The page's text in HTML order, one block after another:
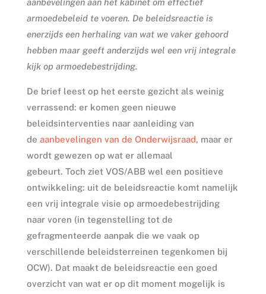
aanbevelingen aan het kabinet om effectief
armoedebeleid te voeren. De beleidsreactie is
enerzijds een herhaling van wat we vaker gehoord
hebben maar geeft anderzijds wel een vrij integrale
kijk op armoedebestrijding.
De brief leest op het eerste gezicht als weinig
verrassend: er komen geen nieuwe
beleidsinterventies naar aanleiding van
de aanbevelingen van de Onderwijsraad, maar er
wordt gewezen op wat er allemaal
gebeurt. Toch ziet VOS/ABB wel een positieve
ontwikkeling: uit de beleidsreactie komt namelijk
een vrij integrale visie op armoedebestrijding
naar voren (in tegenstelling tot de
gefragmenteerde aanpak die we vaak op
verschillende beleidsterreinen tegenkomen bij
OCW). Dat maakt de beleidsreactie een goed
overzicht van wat er op dit moment mogelijk is